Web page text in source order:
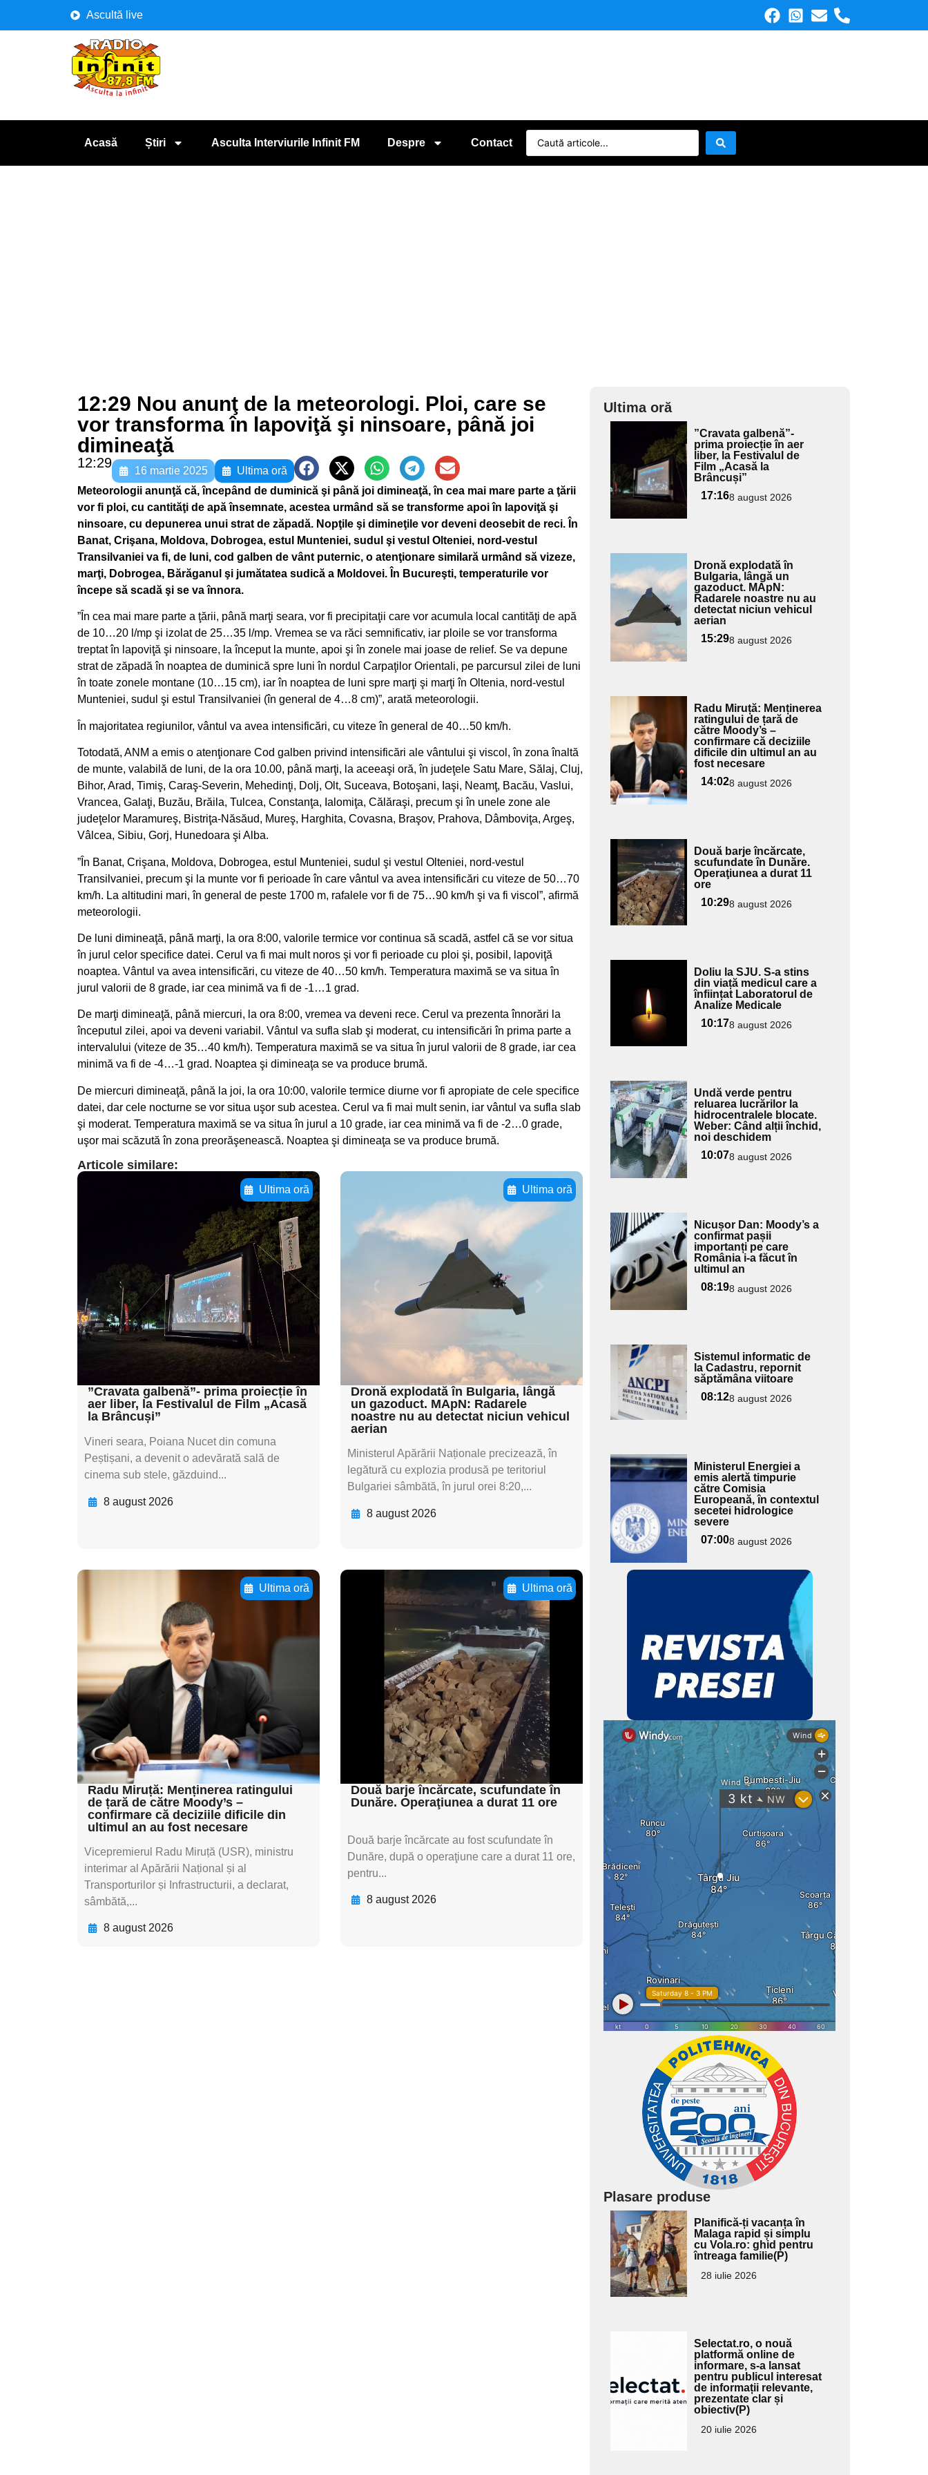
Ascultă live
Acasă Știri Asculta Interviurile Infinit FM Despre Contact
12:29 Nou anunţ de la meteorologi. Ploi, care se
vor transforma în lapoviţă şi ninsoare, până joi
dimineaţă
12:29
16 martie 2025
Ultima oră
Meteorologii anunţă că, începând de duminică şi până joi dimineaţă, în cea mai mare parte a ţării
vor fi ploi, cu cantităţi de apă însemnate, acestea urmând să se transforme apoi în lapoviţă şi
ninsoare, cu depunerea unui strat de zăpadă. Nopţile şi dimineţile vor deveni deosebit de reci. În
Banat, Crişana, Moldova, Dobrogea, estul Munteniei, sudul şi vestul Olteniei, nord-vestul
Transilvaniei va fi, de luni, cod galben de vânt puternic, o atenţionare similară urmând să vizeze,
marţi, Dobrogea, Bărăganul şi jumătatea sudică a Moldovei. În Bucureşti, temperaturile vor
începe să scadă şi se va înnora.
”În cea mai mare parte a ţării, până marţi seara, vor fi precipitaţii care vor acumula local cantităţi de apă
de 10…20 l/mp şi izolat de 25…35 l/mp. Vremea se va răci semnificativ, iar ploile se vor transforma
treptat în lapoviţă şi ninsoare, la început la munte, apoi şi în zonele mai joase de relief. Se va depune
strat de zăpadă în noaptea de duminică spre luni în nordul Carpaţilor Orientali, pe parcursul zilei de luni
în toate zonele montane (10…15 cm), iar în noaptea de luni spre marţi şi marţi în Oltenia, nord-vestul
Munteniei, sudul şi estul Transilvaniei (în general de 4…8 cm)”, arată meteorologii.
În majoritatea regiunilor, vântul va avea intensificări, cu viteze în general de 40…50 km/h.
Totodată, ANM a emis o atenţionare Cod galben privind intensificări ale vântului şi viscol, în zona înaltă
de munte, valabilă de luni, de la ora 10.00, până marţi, la aceeaşi oră, în judeţele Satu Mare, Sălaj, Cluj,
Bihor, Arad, Timiş, Caraş-Severin, Mehedinţi, Dolj, Olt, Suceava, Botoşani, Iaşi, Neamţ, Bacău, Vaslui,
Vrancea, Galaţi, Buzău, Brăila, Tulcea, Constanţa, Ialomiţa, Călăraşi, precum şi în unele zone ale
judeţelor Maramureş, Bistriţa-Năsăud, Mureş, Harghita, Covasna, Braşov, Prahova, Dâmboviţa, Argeş,
Vâlcea, Sibiu, Gorj, Hunedoara şi Alba.
”În Banat, Crişana, Moldova, Dobrogea, estul Munteniei, sudul şi vestul Olteniei, nord-vestul
Transilvaniei, precum şi la munte vor fi perioade în care vântul va avea intensificări cu viteze de 50…70
km/h. La altitudini mari, în general de peste 1700 m, rafalele vor fi de 75…90 km/h şi va fi viscol”, afirmă
meteorologii.
De luni dimineaţă, până marţi, la ora 8:00, valorile termice vor continua să scadă, astfel că se vor situa
în jurul celor specifice datei. Cerul va fi mai mult noros şi vor fi perioade cu ploi şi, posibil, lapoviţă
noaptea. Vântul va avea intensificări, cu viteze de 40…50 km/h. Temperatura maximă se va situa în
jurul valorii de 8 grade, iar cea minimă va fi de -1…1 grad.
De marţi dimineaţă, până miercuri, la ora 8:00, vremea va deveni rece. Cerul va prezenta înnorări la
începutul zilei, apoi va deveni variabil. Vântul va sufla slab şi moderat, cu intensificări în prima parte a
intervalului (viteze de 35…40 km/h). Temperatura maximă se va situa în jurul valorii de 8 grade, iar cea
minimă va fi de -4…-1 grad. Noaptea şi dimineaţa se va produce brumă.
De miercuri dimineaţă, până la joi, la ora 10:00, valorile termice diurne vor fi apropiate de cele specifice
datei, dar cele nocturne se vor situa uşor sub acestea. Cerul va fi mai mult senin, iar vântul va sufla slab
şi moderat. Temperatura maximă se va situa în jurul a 10 grade, iar cea minimă va fi de -2…0 grade,
uşor mai scăzută în zona preorăşenească. Noaptea şi dimineaţa se va produce brumă.
Articole similare:
Ultima oră
Adaugă aici textul
subtitluAdaugă aici
textul pentru
subtitluAdaugă aici
textul pentru
subtitluAdaugă aici
textul pentru subti
”Cravata galbenă”- prima proiecție în
aer liber, la Festivalul de Film „Acasă
la Brâncuși”
Vineri seara, Poiana Nucet din comuna
Peștișani, a devenit o adevărată sală de
cinema sub stele, găzduind...
8 august 2026
Ultima oră
Adaugă aici textul
pentru
subtitluAdaugă aici
textul pentru
subtitluAdaugă aici
textul pentru
subtitluAdaugă aici
textul pentru subti
Dronă explodată în Bulgaria, lângă
un gazoduct. MApN: Radarele
noastre nu au detectat niciun vehicul
aerian
Ministerul Apărării Naționale precizează, în
legătură cu explozia produsă pe teritoriul
Bulgariei sâmbătă, în jurul orei 8:20,...
8 august 2026
Ultima oră
Adaugă aici textul
pentru
subtitluAdaugă aici
textul pentru
subtitluAdaugă aici
textul pentru
subtitluAdaugă aici
textul pentru subti
Radu Miruță: Menținerea ratingului
de țară de către Moody’s –
confirmare că deciziile dificile din
ultimul an au fost necesare
Vicepremierul Radu Miruță (USR), ministru
interimar al Apărării Național și al
Transporturilor și Infrastructurii, a declarat,
sâmbătă,...
8 august 2026
Ultima oră
Adaugă aici textul
pentru
subtitluAdaugă aici
textul pentru
subtitluAdaugă aici
textul pentru
subtitluAdaugă aici
textul pentru subti
Două barje încărcate, scufundate în
Dunăre. Operaţiunea a durat 11 ore
Două barje încărcate au fost scufundate în
Dunăre, după o operaţiune care a durat 11 ore,
pentru...
8 august 2026
Ultima oră
aici textul
pentru
subtitlu
”Cravata galbenă”-
prima proiecție în aer
liber, la Festivalul de
Film „Acasă la
Brâncuși”
17:168 august 2026
aici textul
pentru
subtitlu
Dronă explodată în
Bulgaria, lângă un
gazoduct. MApN:
Radarele noastre nu au
detectat niciun vehicul
aerian
15:298 august 2026
Adaugă
aici textul
pentru
subtitlu
Radu Miruță: Menținerea
ratingului de țară de
către Moody’s –
confirmare că deciziile
dificile din ultimul an au
fost necesare
14:028 august 2026
Adaugă
aici textul
pentru
subtitlu
Două barje încărcate,
scufundate în Dunăre.
Operaţiunea a durat 11
ore
10:298 august 2026
pentru
subtitlu
Doliu la SJU. S-a stins
din viață medicul care a
înființat Laboratorul de
Analize Medicale
10:178 august 2026
Adaugă
aici textul
pentru
subtitlu
Undă verde pentru
reluarea lucrărilor la
hidrocentralele blocate.
Weber: Când alții închid,
noi deschidem
10:078 august 2026
Adaugă
aici textul
pentru
subtitlu
Nicușor Dan: Moody’s a
confirmat pașii
importanți pe care
România i-a făcut în
ultimul an
08:198 august 2026
Adaugă
aici textul
pentru
subtitlu
Sistemul informatic de
la Cadastru, repornit
săptămâna viitoare
08:128 august 2026
Adaugă
aici textul
subtitlu
Ministerul Energiei a
emis alertă timpurie
către Comisia
Europeană, în contextul
secetei hidrologice
severe
07:008 august 2026
Plasare produse
Adaugă
aici textul
pentru
subtitlu
Planifică-ți vacanța în
Malaga rapid și simplu
cu Vola.ro: ghid pentru
întreaga familie(P)
28 iulie 2026
subtitlu
Selectat.ro, o nouă
platformă online de
informare, s-a lansat
pentru publicul interesat
de informații relevante,
prezentate clar și
obiectiv(P)
20 iulie 2026